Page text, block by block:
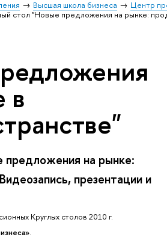
Высшая школа бизнеса
Центр
стол "Новые предложения на рынке:
в
предложения на рынке:
презентации и
Круглых столов 2010 г.
.